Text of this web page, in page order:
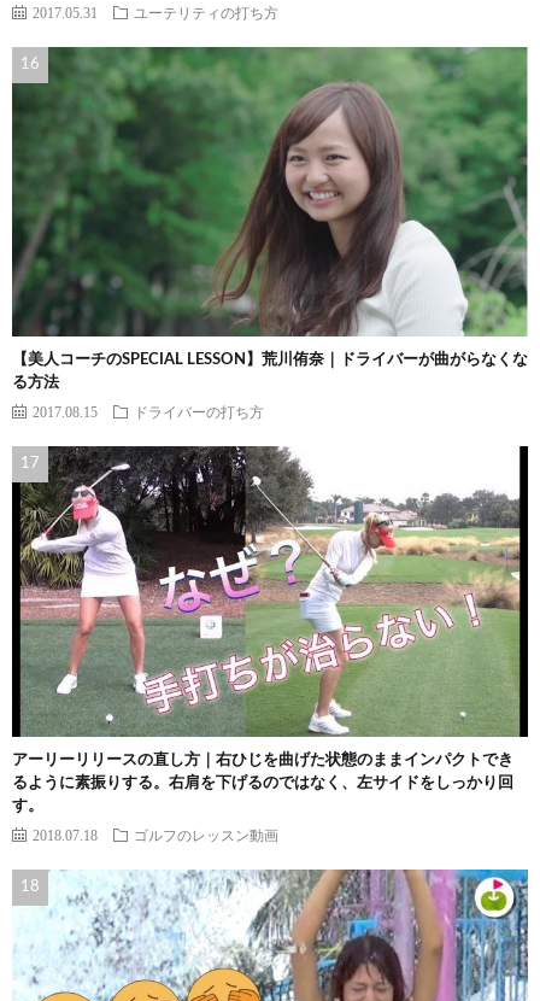
2017.05.31 ユーテリティの打ち方
【美人コーチのSPECIAL LESSON】荒川侑奈｜ドライバーが曲がらなくな
る方法
2017.08.15 ドライバーの打ち方
アーリーリリースの直し方｜右ひじを曲げた状態のままインパクトでき
るように素振りする。右肩を下げるのではなく、左サイドをしっかり回
す。
2018.07.18 ゴルフのレッスン動画